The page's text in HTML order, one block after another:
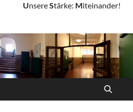
UnsereStärke: Miteinander!